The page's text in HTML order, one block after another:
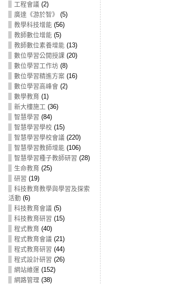
工程會議 (2)
廣達《游於智》
(5)
教學科技增能(56)
教師數位增能(5)
教師數位素養增能(13)
數位學習公開授課 (20)
數位學習工作坊(8)
數位學習精進方案 (16)
數位學習高峰會 (2)
數學教育 (1)
新大樓施工 (36)
智慧學習 (84)
智慧學習學校 (15)
智慧學習學校會議 (220)
智慧學習教師增能(106)
智慧學習種子教師研習 (28)
生命教育 (25)
研習 (19)
科技教育教學與學習及探索
活動 (6)
科技教育會議 (5)
科技教育研習 (15)
程式教育 (40)
程式教育會議 (21)
程式教育研習 (44)
程式設計研習 (26)
網站維運 (152)
網路管理 (38)